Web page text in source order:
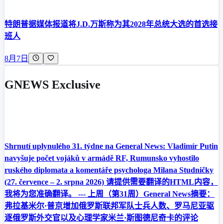
特朗普据媒体报道将J.D.万斯称为其2028年总统大选的首选接
班人
8月7日
GNEWS Exclusive
Shrnutí uplynulého 31. týdne na General News: Vladimír Putin
navyšuje počet vojáků v armádě RF, Rumunsko vyhostilo
ruského diplomata a komentáře psychologa Milana Studničky
(27. července – 2. srpna 2026) 请提供需要翻译的HTML内容，
我将为您准确翻译。 --- 上周（第31周）General News摘要：
弗拉基米尔·普京增加俄罗斯联邦军队士兵人数、罗马尼亚驱
逐俄罗斯外交官以及心理学家米兰·斯图德尼奇卡的评论